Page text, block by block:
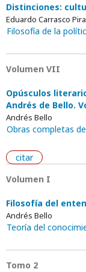
Distinciones:
Eduardo Carrasco
Filosofía de la
Volumen VII
Opúsculos
Andrés de Bello.
Andrés Bello
Obras completas
citar
Volumen I
Filosofía del
Andrés Bello
Teoría del
Tomo 2